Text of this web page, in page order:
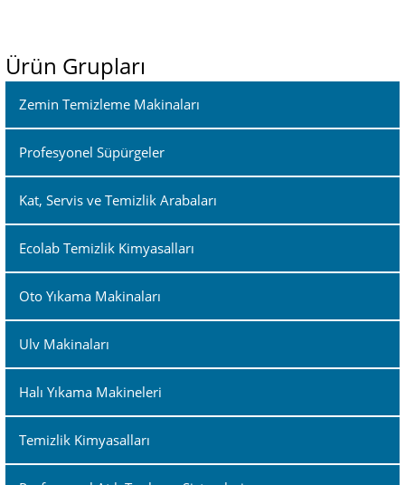
Ürün Grupları
Zemin Temizleme Makinaları
Profesyonel Süpürgeler
Kat, Servis ve Temizlik Arabaları
Ecolab Temizlik Kimyasalları
Oto Yıkama Makinaları
Ulv Makinaları
Halı Yıkama Makineleri
Temizlik Kimyasalları